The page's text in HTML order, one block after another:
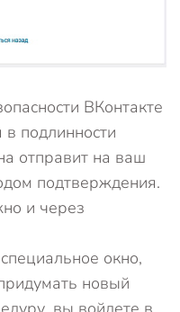
ВКонтакте
подлинности
отправит на ваш
подтверждения.
и через
окно,
новый